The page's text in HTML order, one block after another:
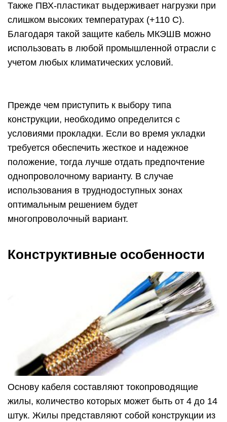
Также ПВХ-пластикат выдерживает нагрузки при
слишком высоких температурах (+110 С).
Благодаря такой защите кабель МКЭШВ можно
использовать в любой промышленной отрасли с
учетом любых климатических условий.
Прежде чем приступить к выбору типа
конструкции, необходимо определится с
условиями прокладки. Если во время укладки
требуется обеспечить жесткое и надежное
положение, тогда лучше отдать предпочтение
однопроволочному варианту. В случае
использования в труднодоступных зонах
оптимальным решением будет
многопроволочный вариант.
Конструктивные особенности
Основу кабеля составляют токопроводящие
жилы, количество которых может быть от 4 до 14
штук. Жилы представляют собой конструкции из